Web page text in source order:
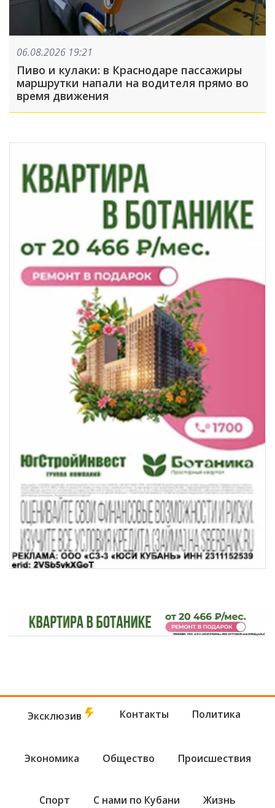
06.08.2026 19:21
Пиво и кулаки: в Краснодаре пассажиры
маршрутки напали на водителя прямо во
время движения
Эксклюзив Контакты Политика
Экономика Общество Происшествия
Спорт С нами по Кубани Жизнь